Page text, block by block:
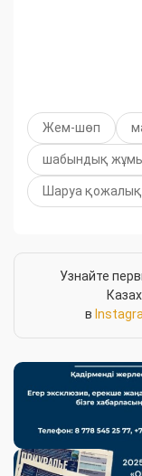
Жем-шөп
шабындық
Шаруа қожалық
Узнайте
в